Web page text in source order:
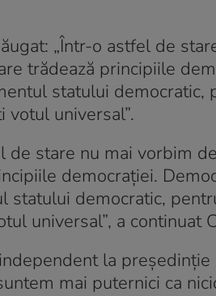
„Într-o astfel de
trădează principiile
statului democratic,
votul universal”.
de stare nu mai vorbim
democrației.
statului democratic,
universal”, a continuat
la președinție
mai puternici ca